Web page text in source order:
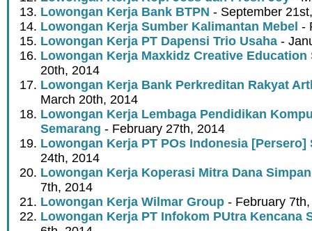
Lowongan Kerja Bank BTPN - September
Lowongan Kerja Sumber Kalimantan Mebel -
Lowongan Kerja PT Dapensi Trio Usaha -
Lowongan Kerja Maxkidz Creative Education
20th, 2014
Lowongan Kerja Bank Perkreditan Rakyat
March 20th, 2014
Lowongan Kerja Lembaga Pendidikan
Semarang - February 27th, 2014
Lowongan Kerja PT POs Indonesia [Persero]
24th, 2014
Lowongan Kerja Koperasi Mitra Dana
7th, 2014
Lowongan Kerja Wilmar Group - February
Lowongan Kerja PT Infokom PUtra Kencana